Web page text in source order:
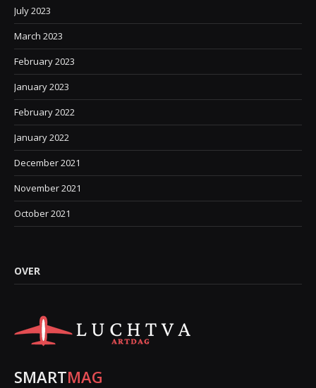
July 2023
March 2023
February 2023
January 2023
February 2022
January 2022
December 2021
November 2021
October 2021
OVER
SMARTMAG